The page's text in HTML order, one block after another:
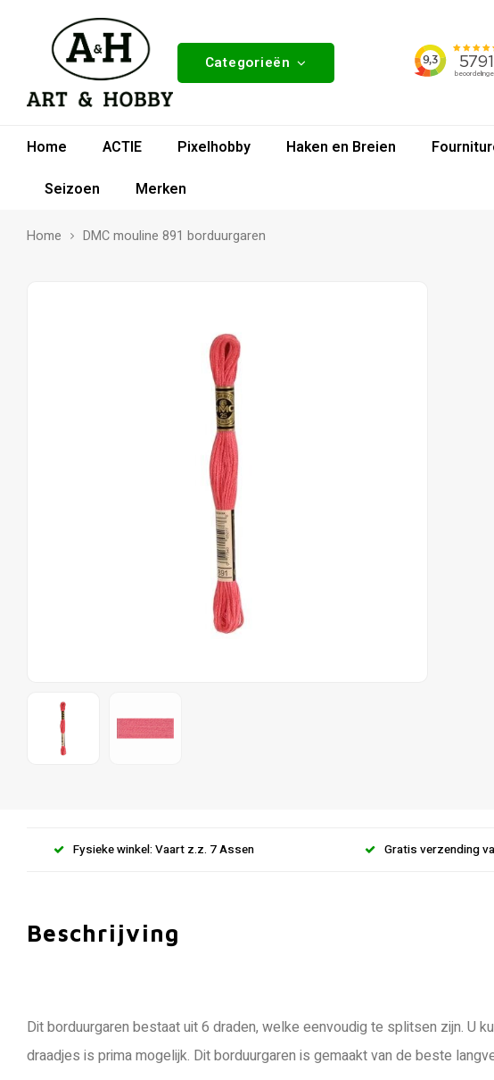
Categorieën
Home ACTIE Pixelhobby Haken en Breien
Seizoen
Merken
Home DMC mouline 891 borduurgaren
Fysieke winkel: Vaart z.z. 7 Assen Gratis verzending
Beschrijving
Dit borduurgaren bestaat uit 6 draden, welke eenvoudig te splitsen zijn. U
draadjes is prima mogelijk. Dit borduurgaren is gemaakt van de beste